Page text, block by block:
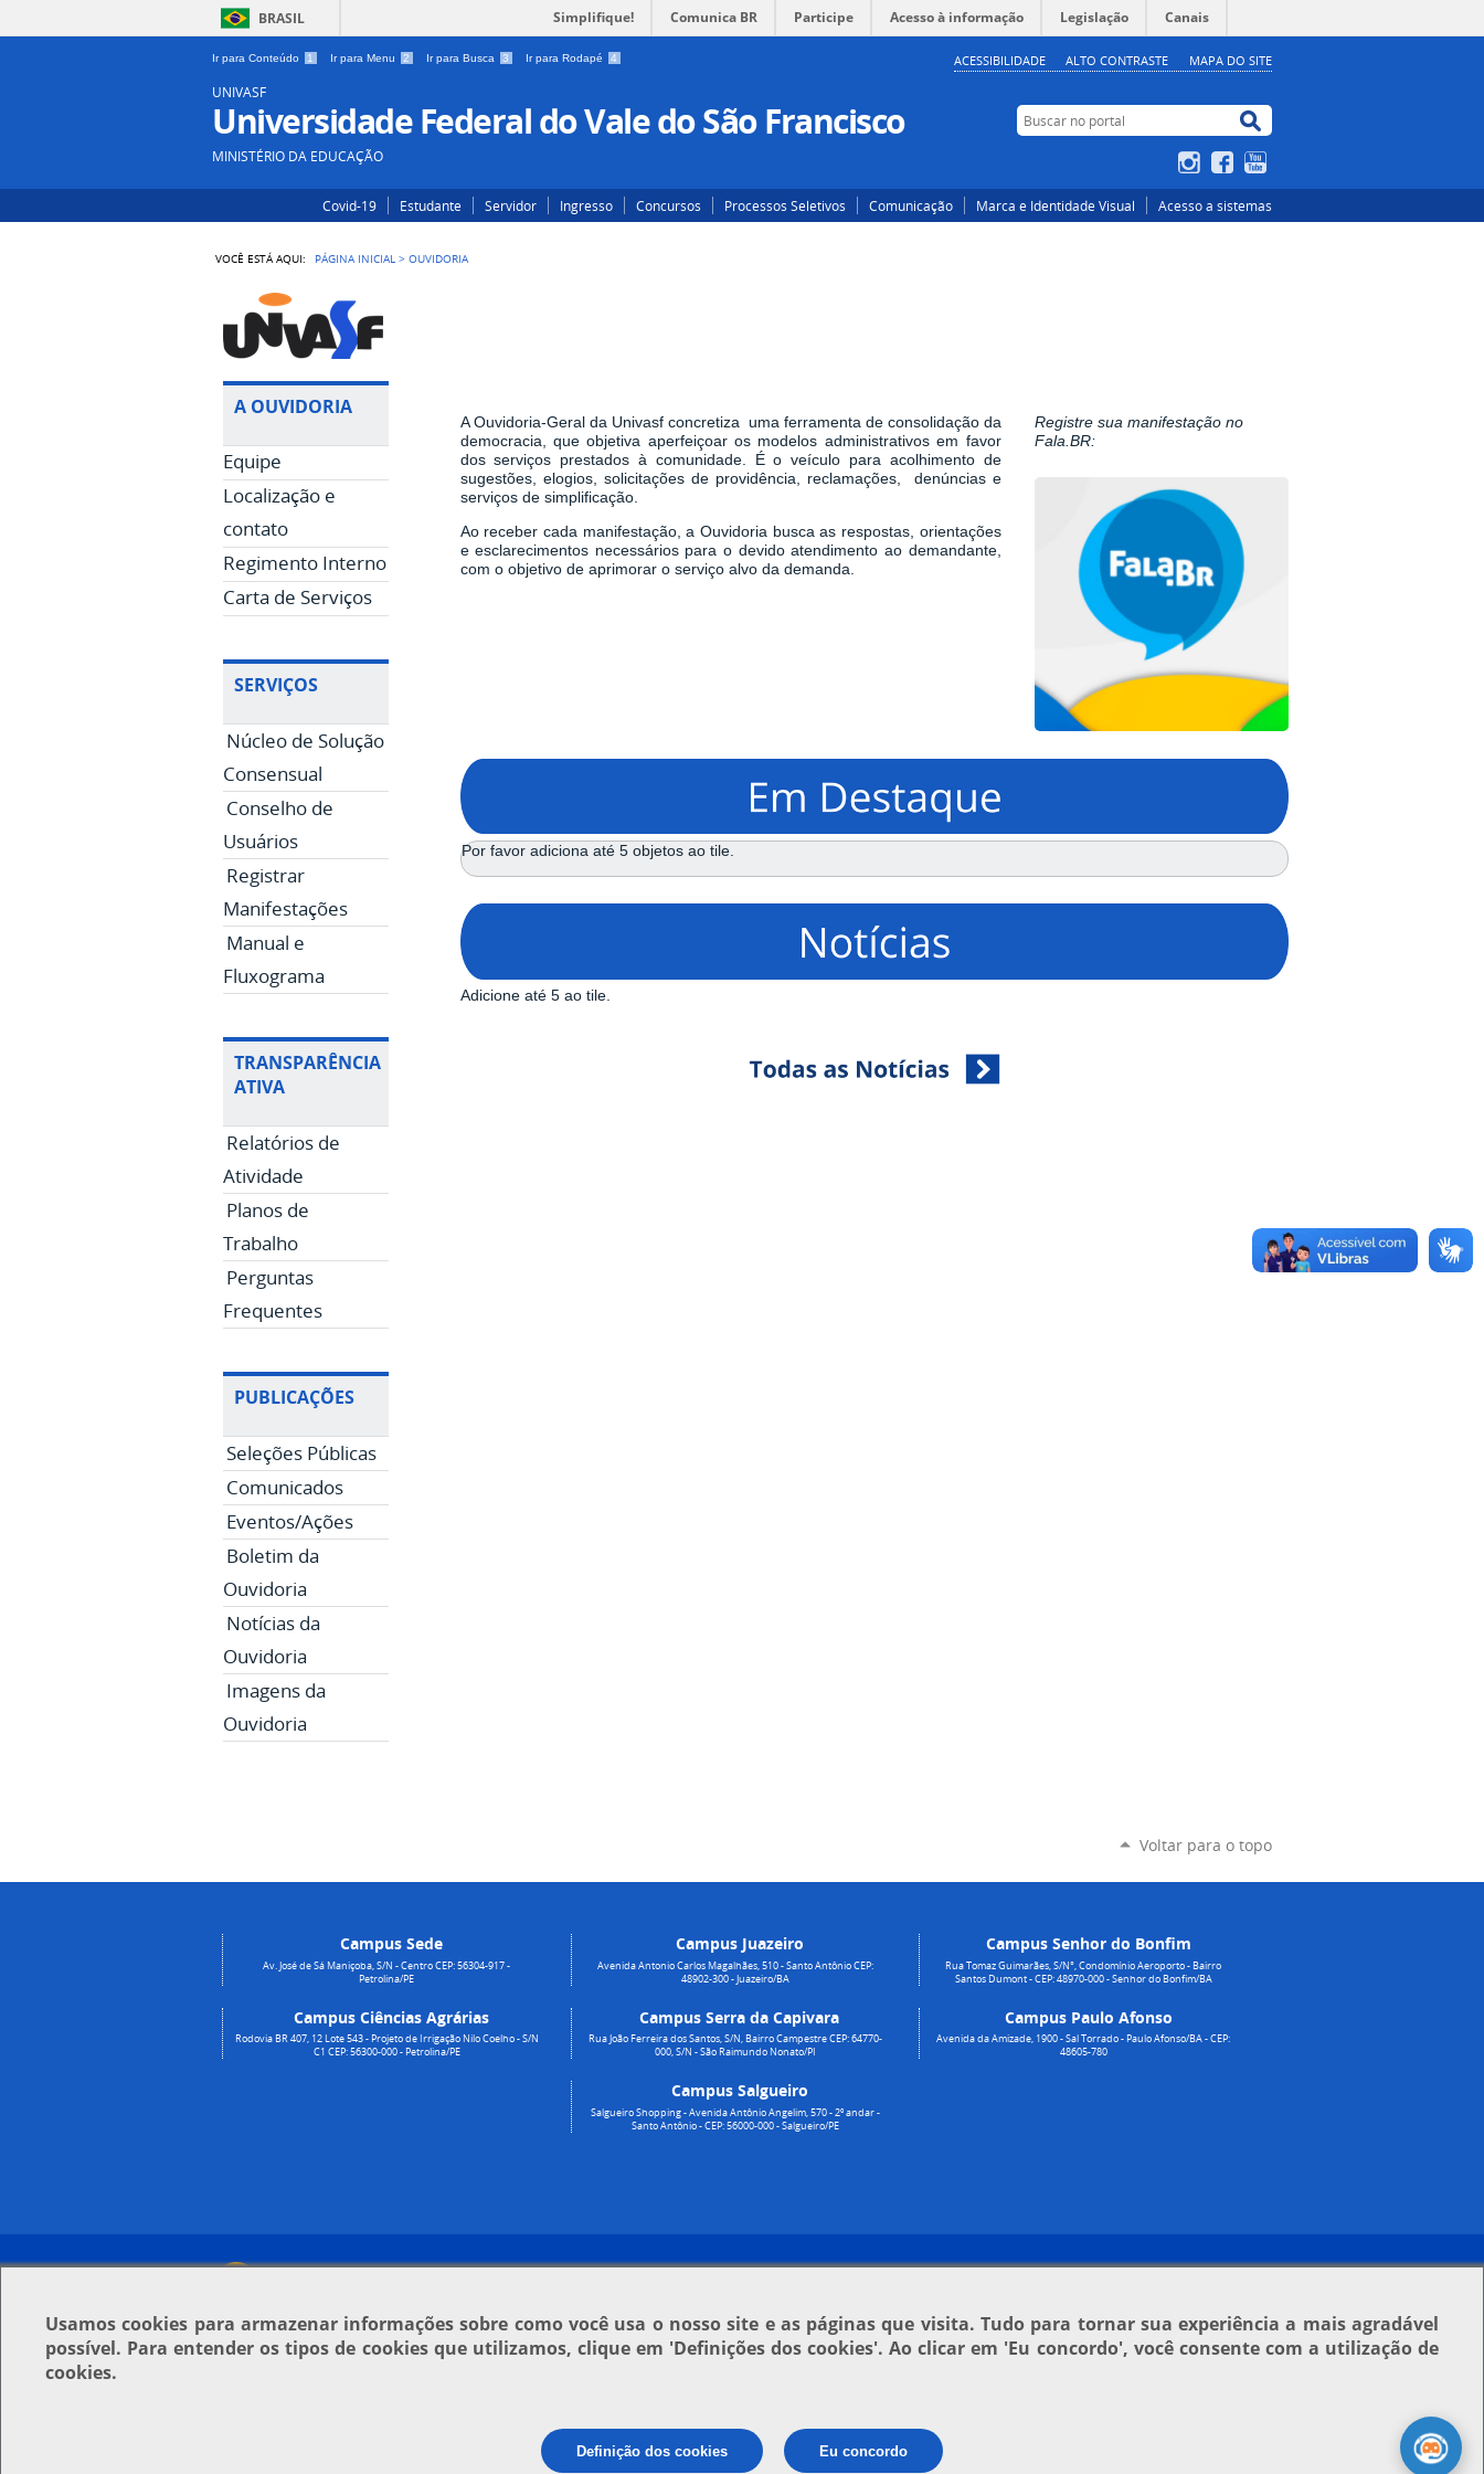
BRASIL Simplifique! Comunica BR Participe Acesso à informação Legislação Canais
Ir para Conteúdo 1 Ir para Menu 2 Ir para Busca 3 Ir para Rodapé 4 ACESSIBILIDADE ALTO CONTRASTE MAPA DO SITE
UNIVASF
Universidade Federal do Vale do São Francisco
MINISTÉRIO DA EDUCAÇÃO
Buscar no portal
Buscar no portal
InstagramFacebook
Covid-19 Estudante Servidor Ingresso Concursos Processos Seletivos Comunicação Marca e Identidade Visual Acesso a sistemas
VOCÊ ESTÁ AQUI: PÁGINA INICIAL >OUVIDORIA
A OUVIDORIA
Equipe
Localização e
contato
Regimento Interno
Carta de Serviços
SERVIÇOS
Núcleo de Solução
Consensual
Conselho de
Usuários
Registrar
Manifestações
Manual e
Fluxograma
TRANSPARÊNCIA
ATIVA
Relatórios de
Atividade
Planos de
Trabalho
Perguntas
Frequentes
PUBLICAÇÕES
Seleções Públicas
Comunicados
Eventos/Ações
Boletim da
Ouvidoria
Notícias da
Ouvidoria
Imagens da
Ouvidoria
A Ouvidoria-Geral da Univasf concretiza uma ferramenta de consolidação da
democracia, que objetiva aperfeiçoar os modelos administrativos em favor
dos serviços prestados à comunidade. É o veículo para acolhimento de
sugestões, elogios, solicitações de providência, reclamações, denúncias e
serviços de simplificação.
Ao receber cada manifestação, a Ouvidoria busca as respostas, orientações
e esclarecimentos necessários para o devido atendimento ao demandante,
com o objetivo de aprimorar o serviço alvo da demanda.
Registre sua manifestação no
Fala.BR:
Por favor adiciona até 5 objetos ao tile.
Adicione até 5 ao tile.
Voltar para o topo
Campus Sede
Av. José de Sá Maniçoba, S/N - Centro CEP: 56304-917 -
Petrolina/PE
Campus Ciências Agrárias
Rodovia BR 407, 12 Lote 543 - Projeto de Irrigação Nilo Coelho - S/N
C1 CEP: 56300-000 - Petrolina/PE
Campus Juazeiro
Avenida Antonio Carlos Magalhães, 510 - Santo Antônio CEP:
48902-300 - Juazeiro/BA
Campus Serra da Capivara
Rua João Ferreira dos Santos, S/N, Bairro Campestre CEP: 64770-
000, S/N - São Raimundo Nonato/PI
Campus Salgueiro
Salgueiro Shopping - Avenida Antônio Angelim, 570 - 2º andar -
Santo Antônio - CEP: 56000-000 - Salgueiro/PE
Campus Senhor do Bonfim
Rua Tomaz Guimarães, S/N°, Condomínio Aeroporto - Bairro
Santos Dumont - CEP: 48970-000 - Senhor do Bonfim/BA
Campus Paulo Afonso
Avenida da Amizade, 1900 - Sal Torrado - Paulo Afonso/BA - CEP:
48605-780
Usamoscookies para armazenar informações sobre como você usa o nosso site e as páginas que visita. Tudo para tornar sua experiência a mais agradável
possível. Para entender os tipos de cookies que utilizamos, clique em 'Definições dos cookies'. Ao clicar em 'Eu concordo', você consente com a utilização de
cookies.